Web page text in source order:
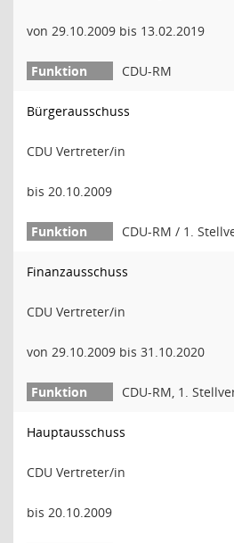
von 29.10.2009 bis 13.02.2019
CDU-RM
Bürgerausschuss
CDU Vertreter/in
bis 20.10.2009
CDU-RM / 1.
Finanzausschuss
CDU Vertreter/in
von 29.10.2009 bis 31.10.2020
CDU-RM, 1.
Hauptausschuss
CDU Vertreter/in
bis 20.10.2009